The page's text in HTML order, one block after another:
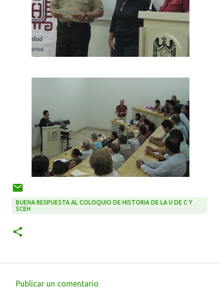
BUENA RESPUESTA AL COLOQUIO DE HISTORIA DE LA U DE C Y
SCEH
Publicar un comentario